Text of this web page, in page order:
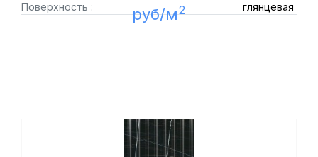
Поверхность :
глянцевая
руб/м2